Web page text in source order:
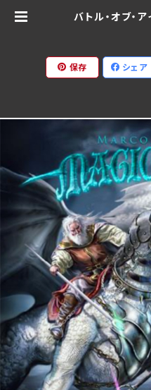
バトル・オブ・
保存 シェア